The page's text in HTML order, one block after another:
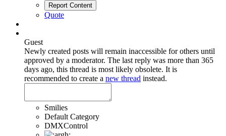
Report Content
Quote
Guest
Newly created posts will remain inaccessible for others until
approved by a moderator. The last reply was more than 365
days ago, this thread is most likely obsolete. It is
recommended to create a new thread instead.
Smilies
Default Category
DMXControl